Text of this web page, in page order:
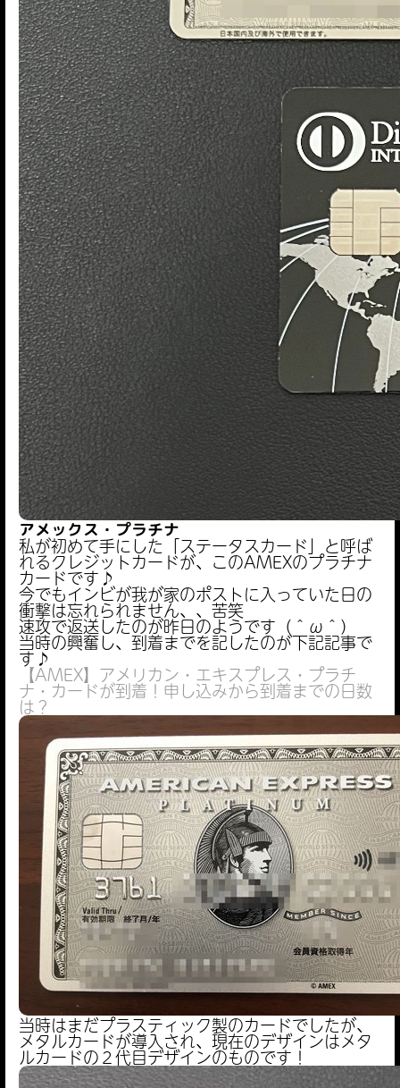
アメックス・プラチナ
私が初めて手にした「ステータスカード」と呼ば
れるクレジットカードが、このAMEXのプラチナ
カードです♪
今でもインビが我が家のポストに入っていた日の
衝撃は忘れられません、、苦笑
速攻で返送したのが昨日のようです（＾ω＾）
当時の興奮し、到着までを記したのが下記記事で
す♪
【AMEX】アメリカン・エキスプレス・プラチ
ナ・カードが到着！申し込みから到着までの日数
は？
当時はまだプラスティック製のカードでしたが、
メタルカードが導入され、現在のデザインはメタ
ルカードの２代目デザインのものです！